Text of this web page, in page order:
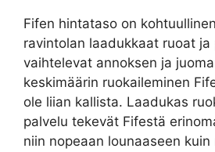
Fifen hintataso on
ravintolan laadukkaat ruoat
vaihtelevat annoksen ja
keskimäärin ruokaileminen
ole liian kallista. Laadukas
palvelu tekevät Fifestä
niin nopeaan lounaaseen